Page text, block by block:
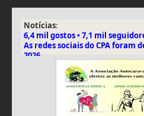
Notícias:
6,4 mil gostos • 7,1 mil
As redes sociais do CPA foram
2026.